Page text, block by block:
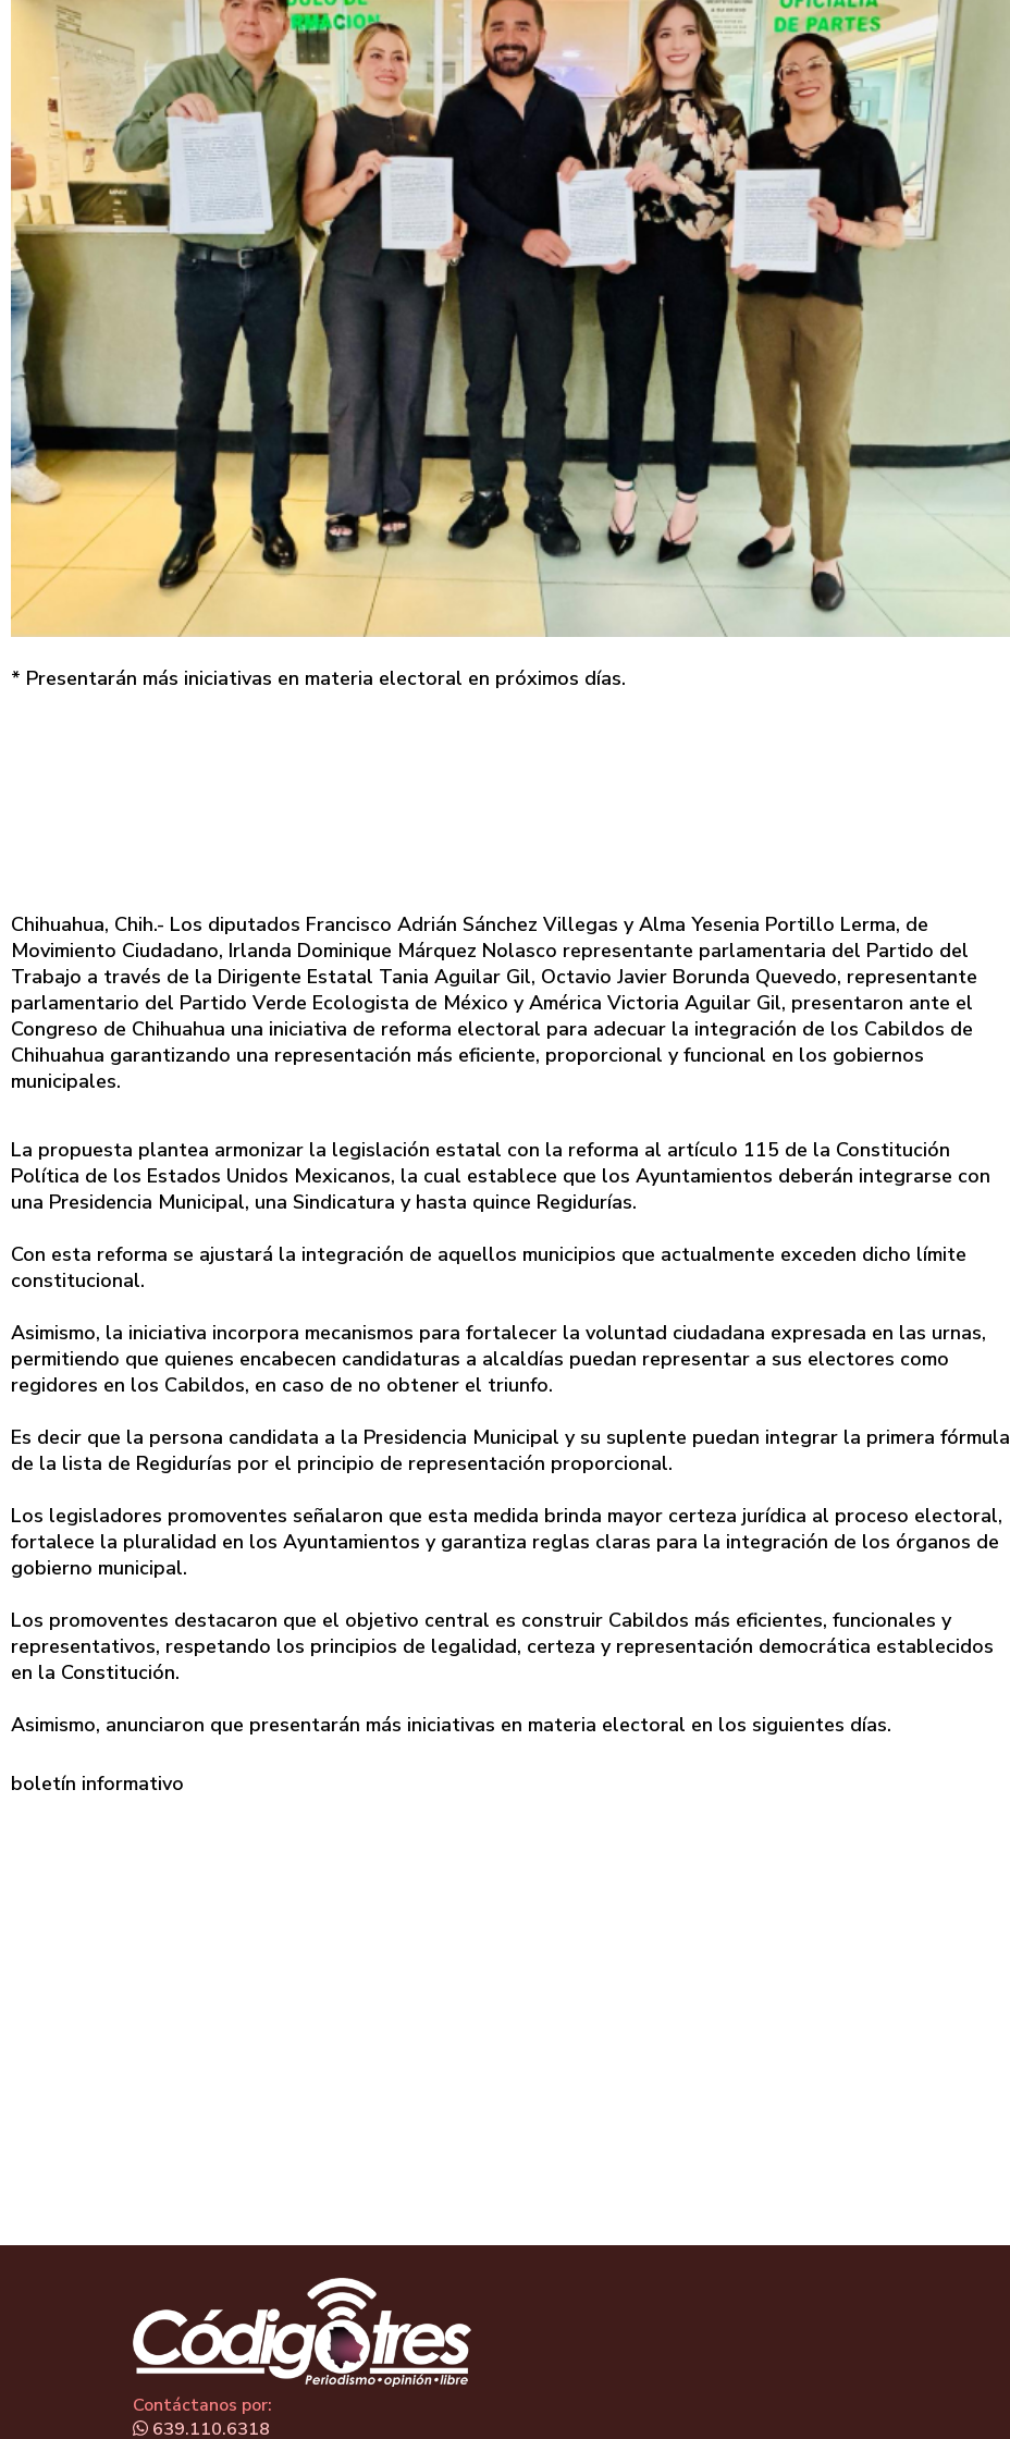
* Presentarán más iniciativas en materia electoral en próximos días.
Chihuahua, Chih.- Los diputados Francisco Adrián Sánchez Villegas y Alma Yesenia Portillo Lerma, de
Movimiento Ciudadano, Irlanda Dominique Márquez Nolasco representante parlamentaria del Partido del
Trabajo a través de la Dirigente Estatal Tania Aguilar Gil, Octavio Javier Borunda Quevedo, representante
parlamentario del Partido Verde Ecologista de México y América Victoria Aguilar Gil, presentaron ante el
Congreso de Chihuahua una iniciativa de reforma electoral para adecuar la integración de los Cabildos de
Chihuahua garantizando una representación más eficiente, proporcional y funcional en los gobiernos
municipales.
La propuesta plantea armonizar la legislación estatal con la reforma al artículo 115 de la Constitución
Política de los Estados Unidos Mexicanos, la cual establece que los Ayuntamientos deberán integrarse con
una Presidencia Municipal, una Sindicatura y hasta quince Regidurías.
Con esta reforma se ajustará la integración de aquellos municipios que actualmente exceden dicho límite
constitucional.
Asimismo, la iniciativa incorpora mecanismos para fortalecer la voluntad ciudadana expresada en las urnas,
permitiendo que quienes encabecen candidaturas a alcaldías puedan representar a sus electores como
regidores en los Cabildos, en caso de no obtener el triunfo.
Es decir que la persona candidata a la Presidencia Municipal y su suplente puedan integrar la primera fórmula
de la lista de Regidurías por el principio de representación proporcional.
Los legisladores promoventes señalaron que esta medida brinda mayor certeza jurídica al proceso electoral,
fortalece la pluralidad en los Ayuntamientos y garantiza reglas claras para la integración de los órganos de
gobierno municipal.
Los promoventes destacaron que el objetivo central es construir Cabildos más eficientes, funcionales y
representativos, respetando los principios de legalidad, certeza y representación democrática establecidos
en la Constitución.
Asimismo, anunciaron que presentarán más iniciativas en materia electoral en los siguientes días.
boletín informativo
Contáctanos por:
639.110.6318